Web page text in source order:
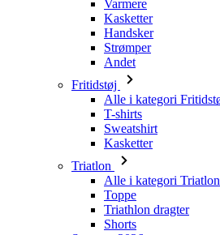
Fritidstøj
Alle i kategori Fritidstøj
T-shirts
Sweatshirt
Kasketter
Triatlon
Alle i kategori Triatlon
Toppe
Triathlon dragter
Shorts
Sommer 2026
Team-replikaer
Særlige udgaver
Udsalg
Gavekort